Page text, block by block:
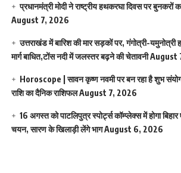
प्रधानमंत्री मोदी ने राष्ट्रीय हथकरघा दिवस पर बुनकरों
August 7, 2026
उत्तराखंड में बारिश की मार सड़कों पर, गंगोत्री-यमुनोत्री
मार्ग बाधित,टोंस नदी में जलस्तर बढ़ने की चेतावनीAugust
Horoscope | सावन कृष्ण नवमी पर बन रहा है शुभ
राशि का दैनिक राशिफलAugust 7, 2026
16 अगस्त को पाटलिपुत्र स्पोर्ट्स कॉम्प्लेक्स में होगा
चयन, सारण के खिलाड़ी लेंगे भागAugust 6, 2026